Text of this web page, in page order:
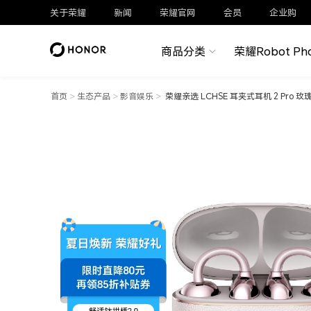
关于荣耀 新闻 荣耀官网 会员 企业购
商品分类 荣耀Robot
首页 > 生态产品 > 影音娱乐 > 荣耀亲选 LCHSE 耳夹式耳机 2 Pro 玫